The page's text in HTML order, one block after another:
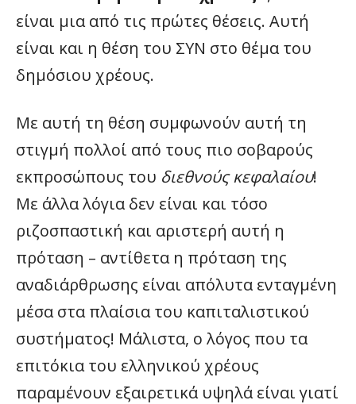
είναι μια από τις πρώτες θέσεις. Αυτή
είναι και η θέση του ΣΥΝ στο θέμα του
δημόσιου χρέους.
Με αυτή τη θέση συμφωνούν αυτή τη
στιγμή πολλοί από τους πιο σοβαρούς
εκπροσώπους του διεθνούς κεφαλαίου!
Με άλλα λόγια δεν είναι και τόσο
ριζοσπαστική και αριστερή αυτή η
πρόταση – αντίθετα η πρόταση της
αναδιάρθρωσης είναι απόλυτα ενταγμένη
μέσα στα πλαίσια του καπιταλιστικού
συστήματος! Μάλιστα, ο λόγος που τα
επιτόκια του ελληνικού χρέους
παραμένουν εξαιρετικά υψηλά είναι γιατί